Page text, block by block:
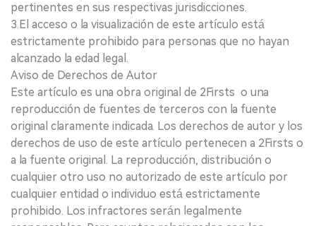
pertinentes en sus respectivas jurisdicciones.
3.El acceso o la visualización de este artículo está
estrictamente prohibido para personas que no hayan
alcanzado la edad legal.
Aviso de Derechos de Autor
Este artículo es una obra original de 2Firsts o una
reproducción de fuentes de terceros con la fuente
original claramente indicada. Los derechos de autor y los
derechos de uso de este artículo pertenecen a 2Firsts o
a la fuente original. La reproducción, distribución o
cualquier otro uso no autorizado de este artículo por
cualquier entidad o individuo está estrictamente
prohibido. Los infractores serán legalmente